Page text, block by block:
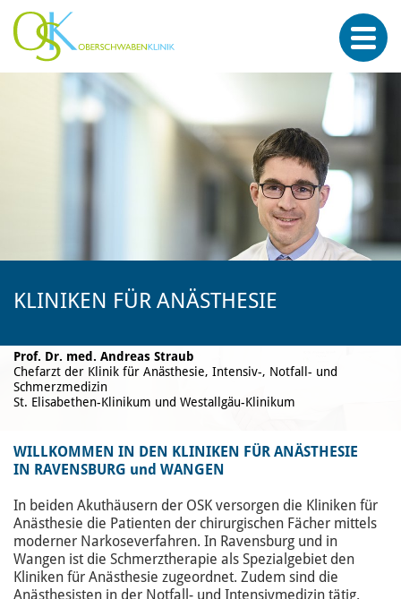
KLINIKEN FÜR ANÄSTHESIE
Prof. Dr. med. Andreas Straub
Chefarzt der Klinik für Anästhesie, Intensiv-, Notfall- und
Schmerzmedizin
St. Elisabethen-Klinikum und Westallgäu-Klinikum
WILLKOMMEN IN DEN KLINIKEN FÜR ANÄSTHESIE
IN RAVENSBURG und WANGEN
In beiden Akuthäusern der OSK versorgen die Kliniken für
Anästhesie die Patienten der chirurgischen Fächer mittels
moderner Narkoseverfahren. In Ravensburg und in
Wangen ist die Schmerztherapie als Spezialgebiet den
Kliniken für Anästhesie zugeordnet. Zudem sind die
Anästhesisten in der Notfall- und Intensivmedizin tätig.